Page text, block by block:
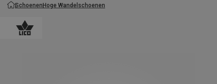
SchoenenHoge Wandelschoenen